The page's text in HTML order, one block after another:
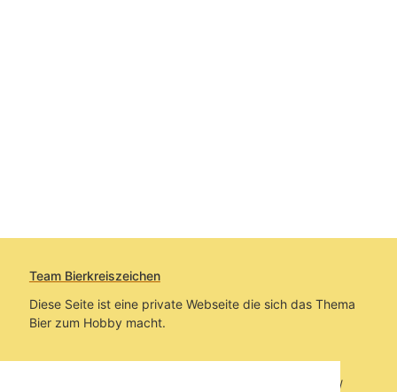
Team Bierkreiszeichen
Diese Seite ist eine private Webseite die sich das Thema
Bier zum Hobby macht.
Sie befinden sich auf https://www.bierkreiszeichen.at/